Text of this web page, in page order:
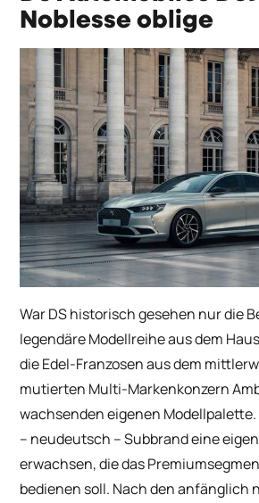
Noblesse oblige
War DS historisch gesehen nur die
legendäre Modellreihe aus dem
die Edel-Franzosen aus dem
mutierten Multi-Markenkonzern
wachsenden eigenen
– neudeutsch – Subbrand eine
erwachsen, die das
bedienen soll. Nach den anfänglich